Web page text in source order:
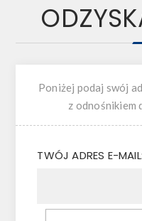
Poniżej podaj swój
z odnośnikiem
TWÓJ ADRES E-MAIL: